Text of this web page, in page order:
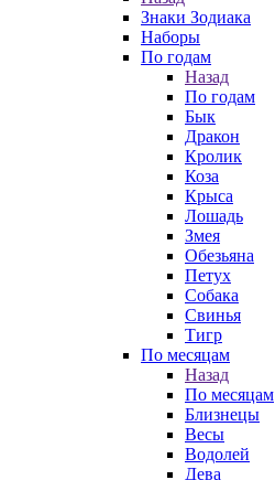
Знаки Зодиака
Наборы
По годам
Назад
По годам
Бык
Дракон
Кролик
Коза
Крыса
Лошадь
Змея
Обезьяна
Петух
Собака
Свинья
Тигр
По месяцам
Назад
По месяцам
Близнецы
Весы
Водолей
Дева